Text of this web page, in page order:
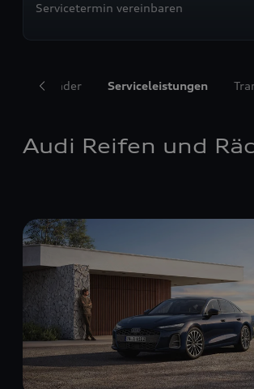
Servicetermin vereinbaren
und Räder Serviceleistungen
Audi Reifen und